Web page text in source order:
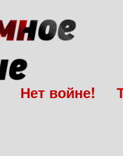
Нет войне!